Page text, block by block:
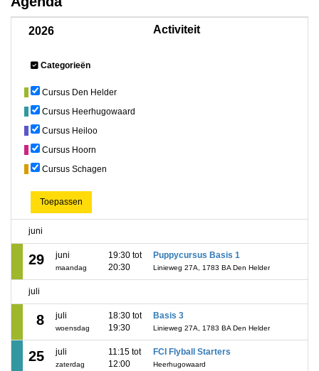
2026 Activiteit
Categorieën
Cursus Den Helder
Cursus Heerhugowaard
Cursus Heiloo
Cursus Hoorn
Cursus Schagen
Toepassen
juni
29 juni
maandag
19:30 tot
20:30
Puppycursus Basis 1
Linieweg 27A, 1783 BA Den Helder
juli
8 juli
woensdag
18:30 tot
19:30
Basis 3
Linieweg 27A, 1783 BA Den Helder
25 juli
zaterdag
11:15 tot
12:00
FCI Flyball Starters
Heerhugowaard